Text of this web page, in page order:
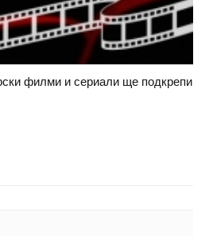
филми и сериали ще подкрепи